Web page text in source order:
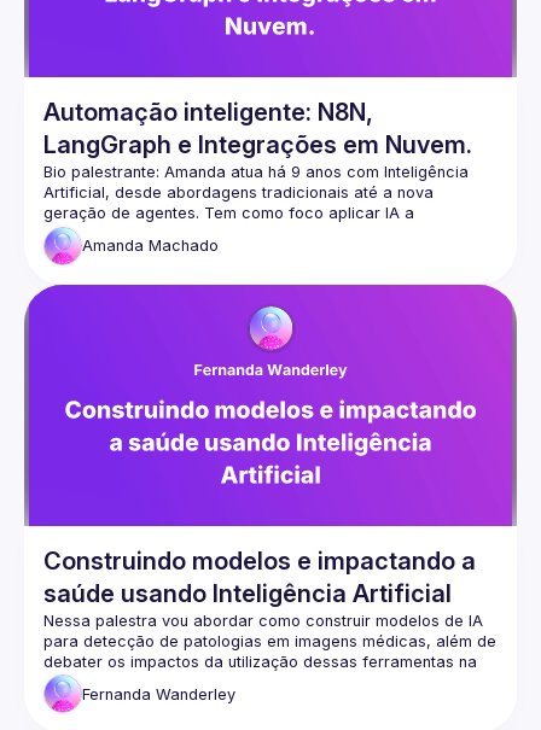
Automação inteligente: N8N,
LangGraph e Integrações em Nuvem.
Bio palestrante: Amanda atua há 9 anos com Inteligência
Artificial, desde abordagens tradicionais até a nova
geração de agentes. Tem como foco aplicar IA a
problemas reais, liderando projetos que geram valor
concreto para negócios, unindo conhecimento técnico e
dia da adoção de IA e dicas práticas para transformar
Descrição Palestra: Descubra como combinar ferramentas
modernas de automação e inteligência artificial para criar
Nesta sessão prática, vamos explorar o uso de n8n e
LangGraph em um ambiente em nuvem, integrando serviços
de IA pré-treinados para acelerar o desenvolvimento e a
inovação de aplicações, tudo isso mantendo a privacidade
Amanda Machado
Construindo modelos e impactando a
saúde usando Inteligência Artificial
Nessa palestra vou abordar como construir modelos de IA
para detecção de patologias em imagens médicas, além de
debater os impactos da utilização dessas ferramentas na
Fernanda Wanderley